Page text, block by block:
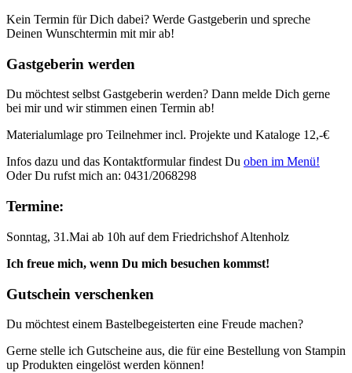
Kein Termin für Dich dabei? Werde Gastgeberin und spreche
Deinen Wunschtermin mit mir ab!
Gastgeberin werden
Du möchtest selbst Gastgeberin werden? Dann melde Dich gerne
bei mir und wir stimmen einen Termin ab!
Materialumlage pro Teilnehmer incl. Projekte und Kataloge 12,-€
Infos dazu und das Kontaktformular findest Du oben im Menü!
Oder Du rufst mich an: 0431/2068298
Termine:
Sonntag, 31.Mai ab 10h auf dem Friedrichshof Altenholz
Ich freue mich, wenn Du mich besuchen kommst!
Gutschein verschenken
Du möchtest einem Bastelbegeisterten eine Freude machen?
Gerne stelle ich Gutscheine aus, die für eine Bestellung von Stampin
up Produkten eingelöst werden können!